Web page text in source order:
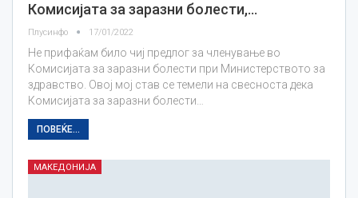
Комисијата за заразни болести,…
Плусинфо 17/01/2022
Не прифаќам било чиј предлог за членување во
Комисијата за заразни болести при Министерството за
здравство. Овој мој став се темели на свесноста дека
Комисијата за заразни болести…
ПОВЕЌЕ...
МАКЕДОНИЈА